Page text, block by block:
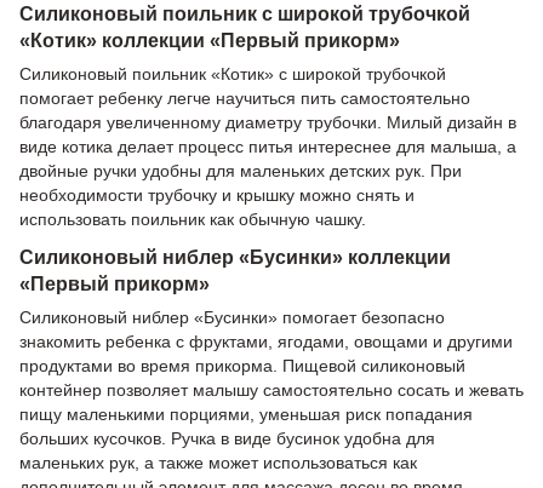
Силиконовый поильник с широкой трубочкой
«Котик» коллекции «Первый прикорм»
Силиконовый поильник «Котик» с широкой трубочкой
помогает ребенку легче научиться пить самостоятельно
благодаря увеличенному диаметру трубочки. Милый дизайн в
виде котика делает процесс питья интереснее для малыша, а
двойные ручки удобны для маленьких детских рук. При
необходимости трубочку и крышку можно снять и
использовать поильник как обычную чашку.
Силиконовый ниблер «Бусинки» коллекции
«Первый прикорм»
Силиконовый ниблер «Бусинки» помогает безопасно
знакомить ребенка с фруктами, ягодами, овощами и другими
продуктами во время прикорма. Пищевой силиконовый
контейнер позволяет малышу самостоятельно сосать и жевать
пищу маленькими порциями, уменьшая риск попадания
больших кусочков. Ручка в виде бусинок удобна для
маленьких рук, а также может использоваться как